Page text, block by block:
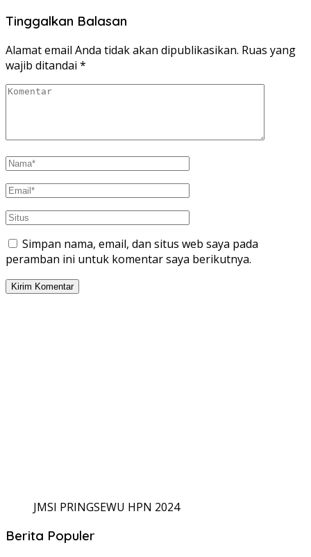
Tinggalkan Balasan
Alamat email Anda tidak akan dipublikasikan. Ruas yang
wajib ditandai *
Simpan nama, email, dan situs web saya pada
peramban ini untuk komentar saya berikutnya.
JMSI PRINGSEWU HPN 2024
Berita Populer